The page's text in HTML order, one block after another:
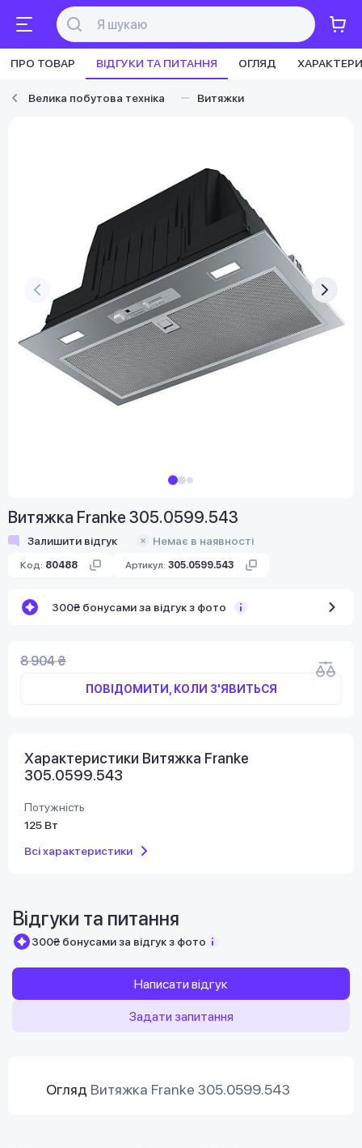
ПРО ТОВАР ВІДГУКИ ТА ПИТАННЯ ОГЛЯД
Велика побутова техніка Витяжки
Витяжка Franke 305.0599.543
Залишити відгук Немає в наявності
Код: 80488 Артикул: 305.0599.543
300₴ бонусами за відгук з фото
8 904 ₴
ПОВІДОМИТИ, КОЛИ З'ЯВИТЬСЯ
Характеристики Витяжка Franke
305.0599.543
Потужність
125 Вт
Всі характеристики
Відгуки та питання
300₴ бонусами за відгук з фото
Написати відгук
Задати запитання
Огляд Витяжка Franke 305.0599.543